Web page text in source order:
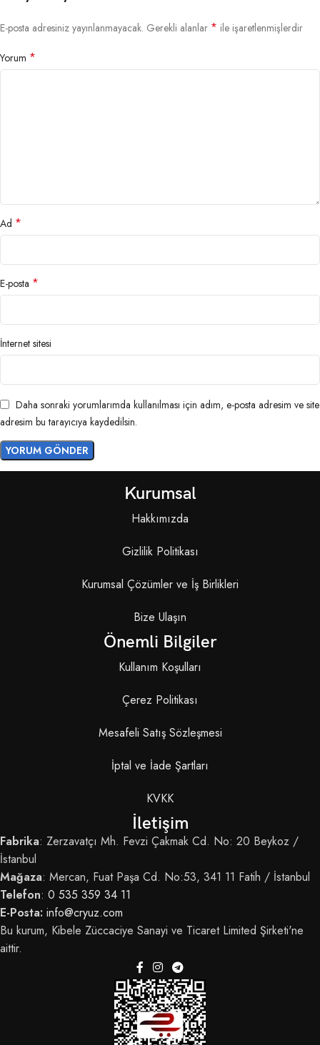
E-posta adresiniz yayınlanmayacak. Gerekli alanlar * ile işaretlenmişlerdir
Yorum *
Ad *
E-posta *
İnternet sitesi
Daha sonraki yorumlarımda kullanılması için adım, e-posta adresim ve site
adresim bu tarayıcıya kaydedilsin.
Kurumsal
Hakkımızda
Gizlilik Politikası
Kurumsal Çözümler ve İş Birlikleri
Bize Ulaşın
Önemli Bilgiler
Kullanım Koşulları
Çerez Politikası
Mesafeli Satış Sözleşmesi
İptal ve İade Şartları
KVKK
İletişim
Fabrika: Zerzavatçı Mh. Fevzi Çakmak Cd. No: 20 Beykoz /
İstanbul
Mağaza: Mercan, Fuat Paşa Cd. No:53, 341 11 Fatih / İstanbul
Telefon: 0 535 359 34 11
E-Posta: info@cryuz.com
Bu kurum, Kibele Züccaciye Sanayi ve Ticaret Limited Şirketi'ne
aittir.